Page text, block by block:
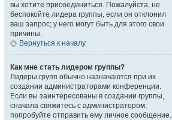
вы хотите присоединиться. Пожалуйста, не
беспокойте лидера группы, если он отклонил
ваш запрос; у него могут быть для этого свои
причины.
Вернуться к началу
Как мне стать лидером группы?
Лидеры групп обычно назначаются при их
создании администраторами конференции.
Если вы заинтересованы в создании группы,
сначала свяжитесь с администратором;
попробуйте отправить ему личное сообщение.